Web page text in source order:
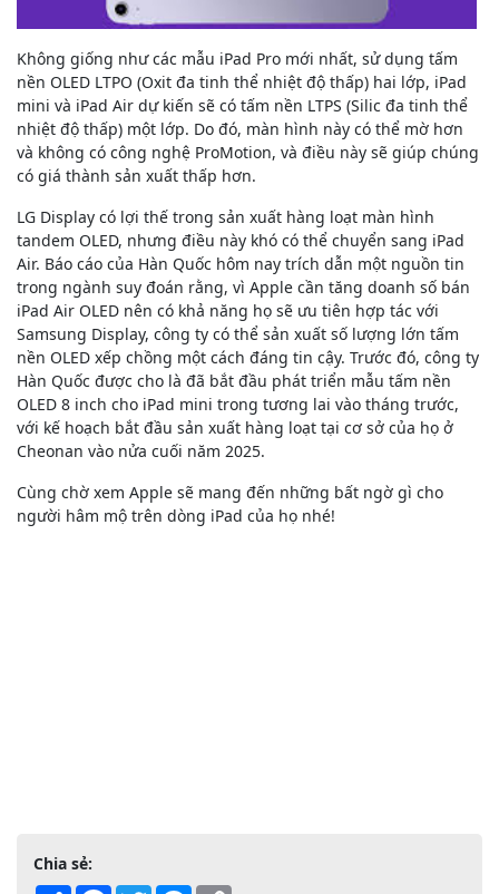
Không giống như các mẫu ‌‌iPad Pro‌‌ mới nhất, sử dụng tấm
nền OLED LTPO (Oxit đa tinh thể nhiệt độ thấp) hai lớp, ‌‌iPad
mini‌‌ và ‌‌iPad Air‌‌ dự kiến ​​sẽ có tấm nền LTPS (Silic đa tinh thể
nhiệt độ thấp) một lớp. Do đó, màn hình này có thể mờ hơn
và không có công nghệ ProMotion, và điều này sẽ giúp chúng
có giá thành sản xuất thấp hơn.
LG Display có lợi thế trong sản xuất hàng loạt màn hình
tandem OLED, nhưng điều này khó có thể chuyển sang ‌iPad
Air‌. Báo cáo của Hàn Quốc hôm nay trích dẫn một nguồn tin
trong ngành suy đoán rằng, vì Apple cần tăng doanh số bán
‌iPad Air‌ OLED nên có khả năng họ sẽ ưu tiên hợp tác với
Samsung Display, công ty có thể sản xuất số lượng lớn tấm
nền OLED xếp chồng một cách đáng tin cậy. Trước đó, công ty
Hàn Quốc được cho là đã bắt đầu phát triển mẫu tấm nền
OLED 8 inch cho ‌iPad mini‌ trong tương lai vào tháng trước,
với kế hoạch bắt đầu sản xuất hàng loạt tại cơ sở của họ ở
Cheonan vào nửa cuối năm 2025.
Cùng chờ xem Apple sẽ mang đến những bất ngờ gì cho
người hâm mộ trên dòng iPad của họ nhé!
Chia sẻ: